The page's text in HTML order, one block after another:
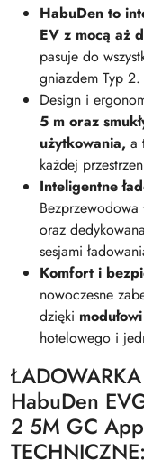
HabuDen to
EV z mocą aż
pasuje do
gniazdem Typ 2.
Design i
5 m oraz
użytkowania, a
każdej
Inteligentne
Bezprzewodowa
oraz
sesjami
Komfort i
nowoczesne
dzięki
hotelowego i
HabuDen
2 5M GC
TECHNICZNE: